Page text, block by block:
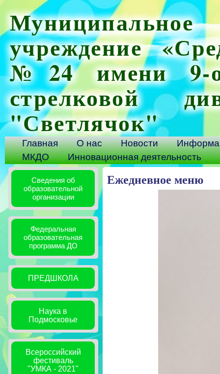
Муниципальное
учреждение
№24 имени 9-ой
стрелковой
"Светлячок"
Главная О нас Новости
МКДО
Инновационная деятельность
Сведения об
образовательной
организации
Федеральная
образовательная
программа ДО
ПРЕДШКОЛА
Наука в
Подмосковье
Всероссийский
фестиваль
"УМКА - 2021"
Ежедневное меню